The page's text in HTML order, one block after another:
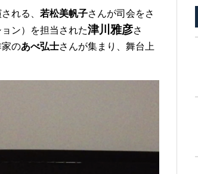
れる、 若松美帆子さんが司会をさ
ン）を担当された津川雅彦さ
家のあべ弘士さんが集まり、舞台上